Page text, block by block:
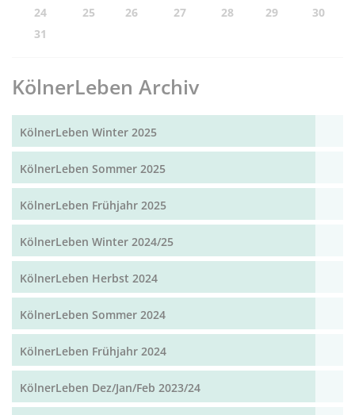
24
25 26 27 28 29
30
31
KölnerLeben Archiv
KölnerLeben Winter 2025
KölnerLeben Sommer 2025
KölnerLeben Frühjahr 2025
KölnerLeben Winter 2024/25
KölnerLeben Herbst 2024
KölnerLeben Sommer 2024
KölnerLeben Frühjahr 2024
KölnerLeben Dez/Jan/Feb 2023/24